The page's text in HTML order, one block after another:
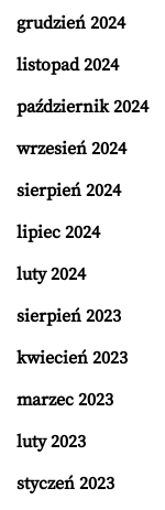
grudzień 2024
listopad 2024
październik 2024
wrzesień 2024
sierpień 2024
lipiec 2024
luty 2024
sierpień 2023
kwiecień 2023
marzec 2023
luty 2023
styczeń 2023